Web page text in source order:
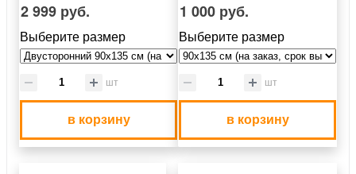
2 999 руб.
Выберите размер
шт
в корзину
1 000 руб.
Выберите размер
шт
в корзину